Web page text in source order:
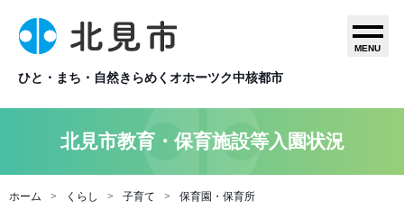
ひと・まち・自然きらめくオホーツク中核都市
MENU
北見市教育・保育施設等入園状況
ホーム くらし 子育て 保育園・保育所